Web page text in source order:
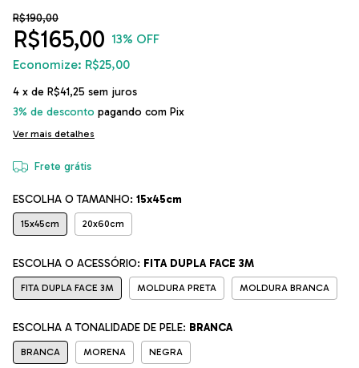
R$190,00
R$165,00 13% OFF
Economize: R$25,00
4 x de R$41,25 sem juros
3% de desconto pagando com Pix
Ver mais detalhes
Frete grátis
ESCOLHA O TAMANHO: 15x45cm
15x45cm 20x60cm
ESCOLHA O ACESSÓRIO: FITA DUPLA FACE 3M
FITA DUPLA FACE 3M MOLDURA PRETA MOLDURA BRANCA
ESCOLHA A TONALIDADE DE PELE: BRANCA
BRANCA MORENA NEGRA